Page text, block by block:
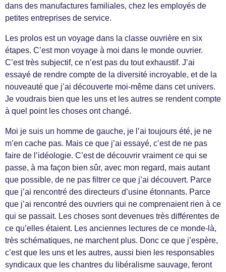
dans des manufactures familiales, chez les employés de
petites entreprises de service.
Les prolos est un voyage dans la classe ouvrière en six
étapes. C’est mon voyage à moi dans le monde ouvrier.
C’est très subjectif, ce n’est pas du tout exhaustif. J’ai
essayé de rendre compte de la diversité incroyable, et de la
nouveauté que j’ai découverte moi-même dans cet univers.
Je voudrais bien que les uns et les autres se rendent compte
à quel point les choses ont changé.
Moi je suis un homme de gauche, je l’ai toujours été, je ne
m’en cache pas. Mais ce que j’ai essayé, c’est de ne pas
faire de l’idéologie. C’est de découvrir vraiment ce qui se
passe, à ma façon bien sûr, avec mon regard, mais autant
que possible, de ne pas filtrer ce que j’ai découvert. Parce
que j’ai rencontré des directeurs d’usine étonnants. Parce
que j’ai rencontré des ouvriers qui ne comprenaient rien à ce
qui se passait. Les choses sont devenues très différentes de
ce qu’elles étaient. Les anciennes lectures de ce monde-là,
très schématiques, ne marchent plus. Donc ce que j’espère,
c’est que les uns et les autres, aussi bien les responsables
syndicaux que les chantres du libéralisme sauvage, feront